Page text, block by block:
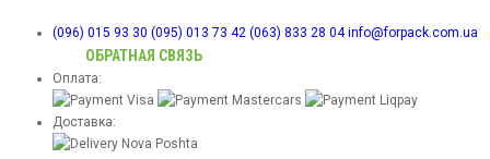
(096) 015 93 30 (095) 013 73 42 (063) 833 28 04 info@forpack.com.ua
ОБРАТНАЯ СВЯЗЬ
Оплата:
Доставка: